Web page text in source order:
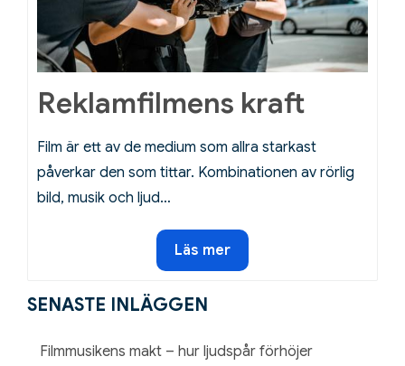
Reklamfilmens kraft
Film är ett av de medium som allra starkast
påverkar den som tittar. Kombinationen av rörlig
bild, musik och ljud…
Reklamfilmens
kraft
Läs mer
SENASTE INLÄGGEN
Filmmusikens makt – hur ljudspår förhöjer